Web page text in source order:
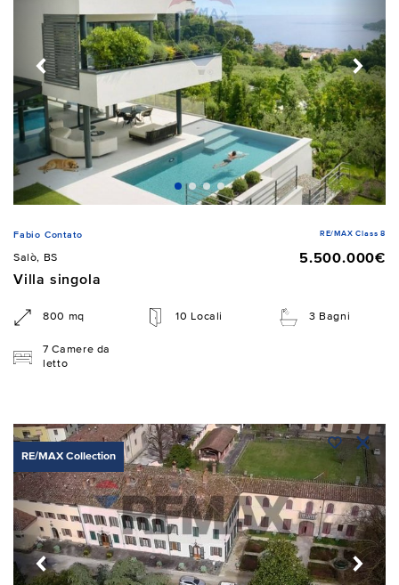
Fabio Contato RE/MAX Class 8
Salò, BS
5.500.000€
Villa singola
800 mq 10 Locali 3 Bagni
7 Camere da
letto
RE/MAX Collection